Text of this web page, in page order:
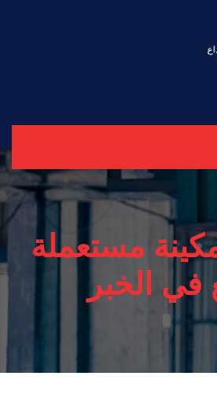
مستعملة
في الخبر